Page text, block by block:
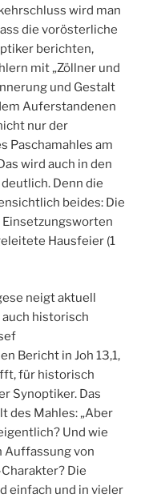
wird man
die vorösterliche
berichten,
mit „Zöllner und
und Gestalt
Auferstandenen
nur der
Paschamahles am
wird auch in den
Denn die
beides: Die
Einsetzungsworten
Hausfeier (1
neigt aktuell
historisch
Bericht in Joh 13,1,
für historisch
Synoptiker. Das
des Mahles: „Aber
Und wie
Auffassung von
Die
einfach und in vieler